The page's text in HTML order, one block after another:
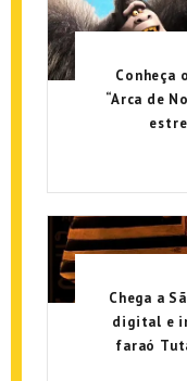
Conheça
“Arca de
Chega a
digital e
faraó